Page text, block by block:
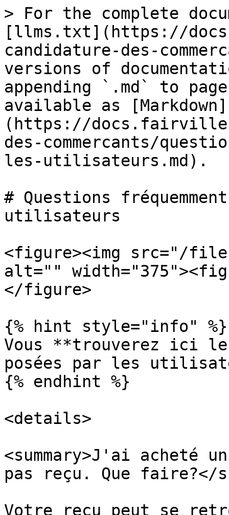
> For the complete
[llms.txt](https://
candidature-des-
versions of
appending `.md` to
available as [Markdown]
(https://
des-commercants/
les-utilisateurs.md).
# Questions
utilisateurs
<figure><img src="/
alt=""
</figure>
{% hint style="info" %}
Vous **trouverez ici
posées par les
{% endhint %}
<details>
<summary>J'ai
pas reçu. Que faire?</
Votre reçu peut se